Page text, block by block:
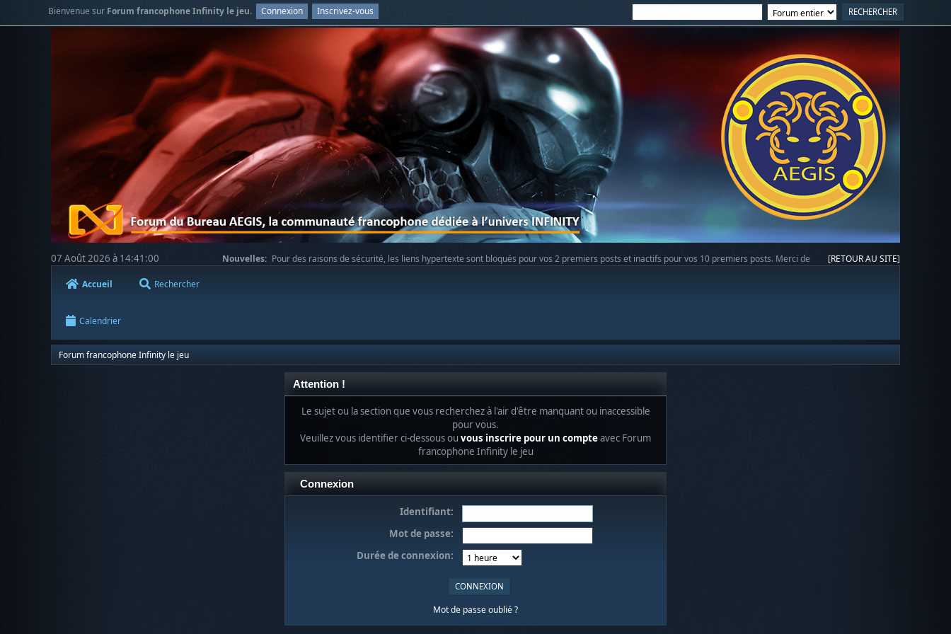
Bienvenue sur Forum francophone Infinity le jeu. Connexion Inscrivez-vous
[RETOUR AU SITE]
07 Août 2026 à 14:41:00 Nouvelles: Pour des raisons de sécurité, les liens hypertexte sont bloqués pour vos 2 premiers posts et inactifs pour vos 10 premiers posts. Merci de
Accueil
Rechercher
Calendrier
Forum francophone Infinity le jeu
Attention !
Le sujet ou la section que vous recherchez à l'air d'être manquant ou inaccessible
pour vous.
Veuillez vous identifier ci-dessous ou vous inscrire pour un compteavec Forum
francophone Infinity le jeu
Connexion
Identifiant:
Mot de passe:
Durée de connexion:
Mot de passe oublié ?